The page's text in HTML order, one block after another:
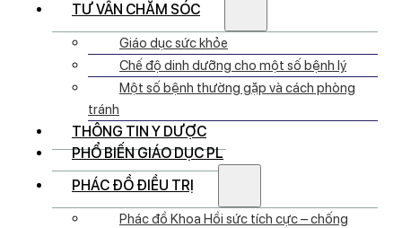
TƯ VẤN CHĂM SÓC
Giáo dục sức khỏe
Chế độ dinh dưỡng cho một số bệnh lý
Một số bệnh thường gặp và cách phòng
tránh
THÔNG TIN Y DƯỢC
PHỔ BIẾN GIÁO DỤC PL
PHÁC ĐỒ ĐIỀU TRỊ
Phác đồ Khoa Hồi sức tích cực – chống